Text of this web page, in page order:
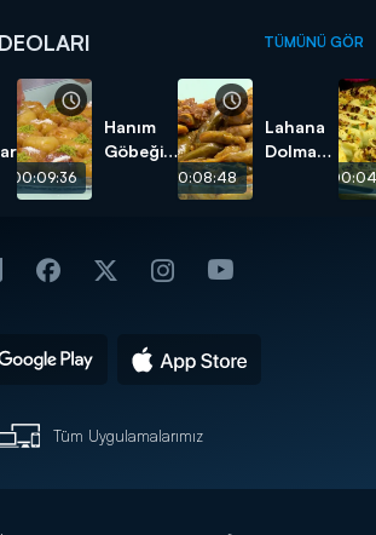
TÜMÜNÜ GÖR
00:09:36
Hanım
Göbeği
00:08:48
Lahana
Dolması
Tüm Uygulamalarımız